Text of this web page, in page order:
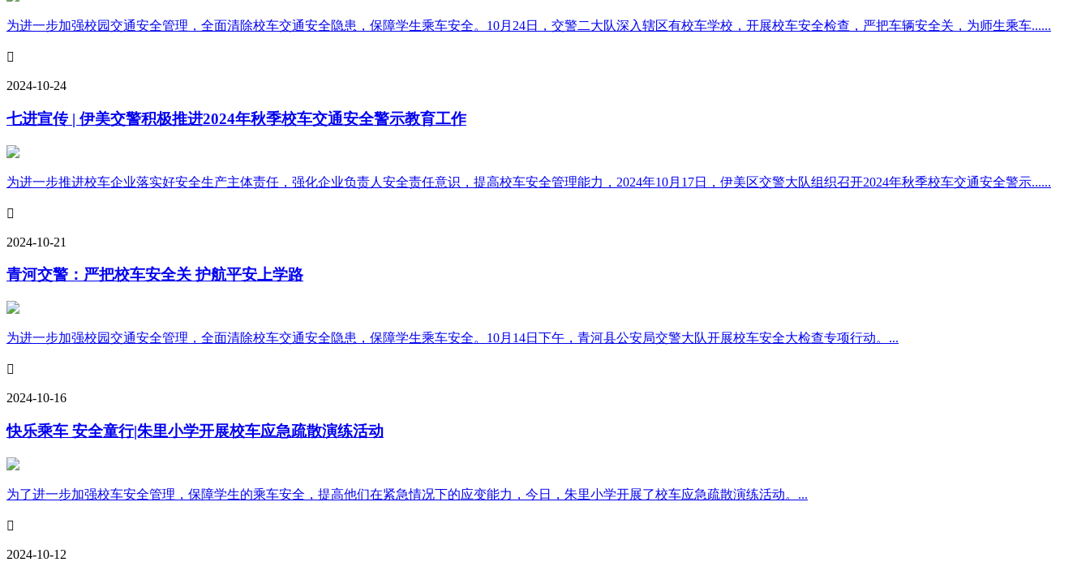
为进一步加强校园交通安全管理，全面清除校车交通安全隐患，保障学生乘车安全。10月24日，交警二大队深入辖区有校车学校，开展校车安全检查，严把车辆安全关，为师生乘车......

2024-10-24
七进宣传 | 伊美交警积极推进2024年秋季校车交通安全警示教育工作
为进一步推进校车企业落实好安全生产主体责任，强化企业负责人安全责任意识，提高校车安全管理能力，2024年10月17日，伊美区交警大队组织召开2024年秋季校车交通安全警示......

2024-10-21
青河交警：严把校车安全关 护航平安上学路
为进一步加强校园交通安全管理，全面清除校车交通安全隐患，保障学生乘车安全。10月14日下午，青河县公安局交警大队开展校车安全大检查专项行动。...

2024-10-16
快乐乘车 安全童行|朱里小学开展校车应急疏散演练活动
为了进一步加强校车安全管理，保障学生的乘车安全，提高他们在紧急情况下的应变能力，今日，朱里小学开展了校车应急疏散演练活动。...

2024-10-12